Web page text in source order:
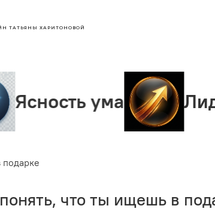
ТАТЬЯНЫ ХАРИТОНОВОЙ
ума Лидерство
что ты ищешь в